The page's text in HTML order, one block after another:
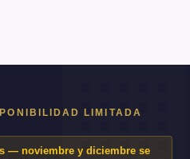
LIMITADA
— noviembre y diciembre se